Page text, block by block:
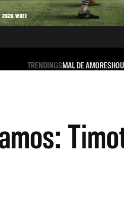
TRENDINGSMAL DE AMORES